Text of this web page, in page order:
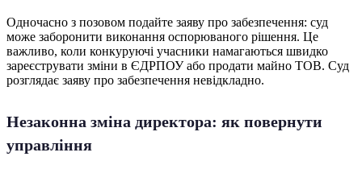
Одночасно з позовом подайте заяву про забезпечення: суд
може заборонити виконання оспорюваного рішення. Це
важливо, коли конкуруючі учасники намагаються швидко
зареєструвати зміни в ЄДРПОУ або продати майно ТОВ. Суд
розглядає заяву про забезпечення невідкладно.
Незаконна зміна директора: як повернути
управління